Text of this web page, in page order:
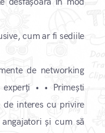
cum ar fi sediile
de networking
• • Primești
de interes cu privire
și cum să